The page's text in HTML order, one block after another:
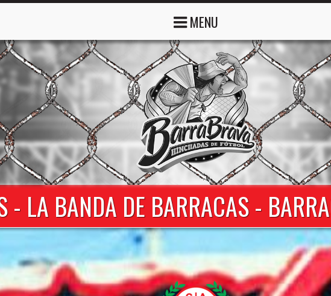
MENU
- LA BANDA DE BARRACAS -